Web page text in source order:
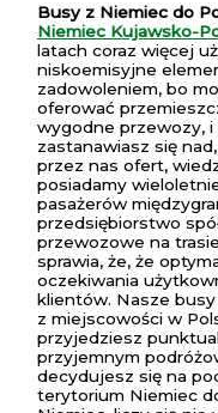
Busy z Niemiec do
Niemiec Kujawsko-
latach coraz więcej
niskoemisyjne
zadowoleniem, bo
oferować
wygodne przewozy, i
zastanawiasz się
przez nas ofert,
posiadamy
pasażerów
przedsiębiorstwo
przewozowe na
sprawia, że, że
oczekiwania
klientów. Nasze
z miejscowości w
przyjedziesz
przyjemnym
decydujesz się na
terytorium Niemiec